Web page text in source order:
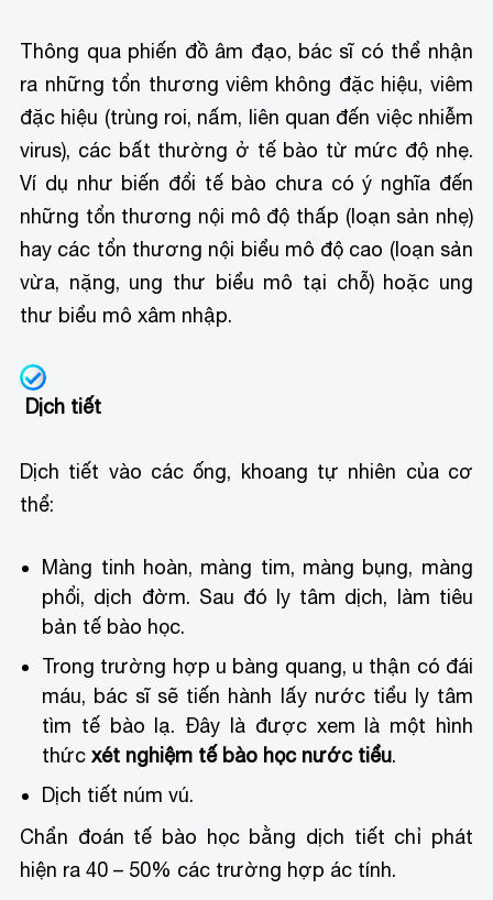
Thông qua phiến đồ âm đạo, bác sĩ có thể nhận
ra những tổn thương viêm không đặc hiệu, viêm
đặc hiệu (trùng roi, nấm, liên quan đến việc nhiễm
virus), các bất thường ở tế bào từ mức độ nhẹ.
Ví dụ như biến đổi tế bào chưa có ý nghĩa đến
những tổn thương nội mô độ thấp (loạn sản nhẹ)
hay các tổn thương nội biểu mô độ cao (loạn sản
vừa, nặng, ung thư biểu mô tại chỗ) hoặc ung
thư biểu mô xâm nhập.
Dịch tiết
Dịch tiết vào các ống, khoang tự nhiên của cơ
thể:
Màng tinh hoàn, màng tim, màng bụng, màng
phổi, dịch đờm. Sau đó ly tâm dịch, làm tiêu
bản tế bào học.
Trong trường hợp u bàng quang, u thận có đái
máu, bác sĩ sẽ tiến hành lấy nước tiểu ly tâm
tìm tế bào lạ. Đây là được xem là một hình
thứcxét nghiệm tế bào học nước tiểu.
Dịch tiết núm vú.
Chẩn đoán tế bào học bằng dịch tiết chỉ phát
hiện ra 40 – 50% các trường hợp ác tính.